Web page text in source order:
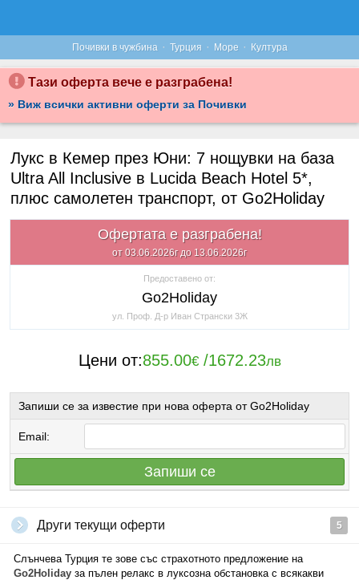
Почивки в чужбина · Турция · Море · Култура
Тази оферта вече е разграбена!
» Виж всички активни оферти за Почивки
Лукс в Кемер през Юни: 7 нощувки на база
Ultra All Inclusive в Lucida Beach Hotel 5*,
плюс самолетен транспорт, от Go2Holiday
Офертата е разграбена!
от 03.06.2026г до 13.06.2026г
Предоставено от:
Go2Holiday
ул. Проф. Д-р Иван Странски 3Ж
Цени от:855.00€/1672.23лв
Запиши се за известие при нова оферта от Go2Holiday
Email:
Запиши се
Други текущи оферти 5
Слънчева Турция те зове със страхотното предложение на
Go2Holiday за пълен релакс в луксозна обстановка с всякакви